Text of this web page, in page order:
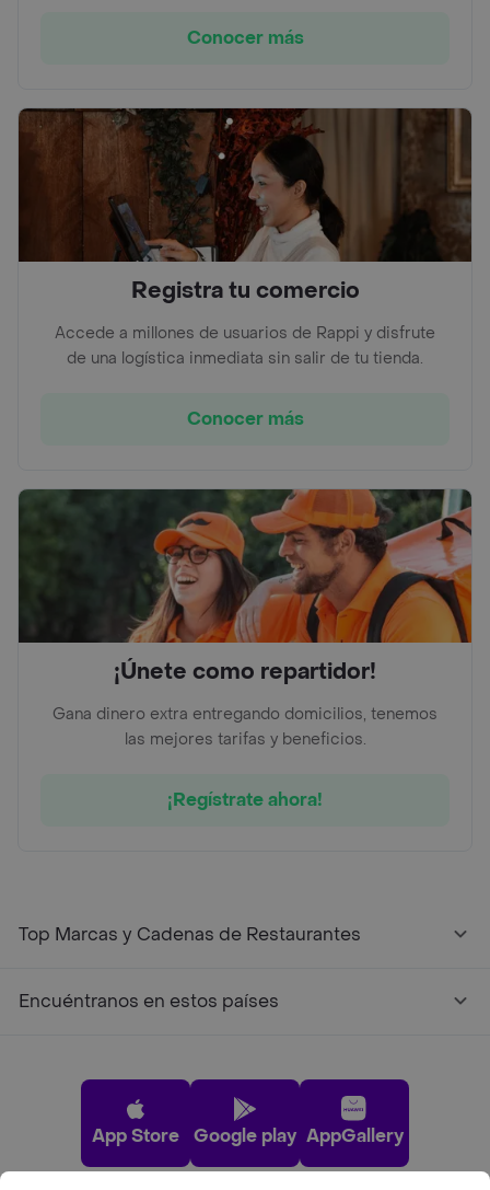
Conocer más
Registra tu comercio
Accede a millones de usuarios de Rappi y disfrute
de una logística inmediata sin salir de tu tienda.
Conocer más
¡Únete como repartidor!
Gana dinero extra entregando domicilios, tenemos
las mejores tarifas y beneficios.
¡Regístrate ahora!
Top Marcas y Cadenas de Restaurantes
Encuéntranos en estos países
App Store Google play AppGallery